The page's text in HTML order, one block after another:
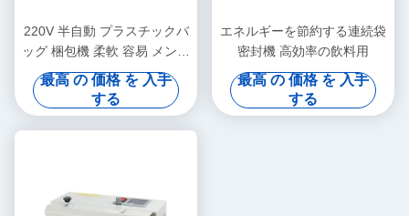
220V 半自動 プラスチックバ
ッグ 梱包機 柔軟 容易 メンテ
ナンス
最高 の 価格 を 入手
する
エネルギーを節約する連続袋
密封機 高効率の飲料用
最高 の 価格 を 入手
する